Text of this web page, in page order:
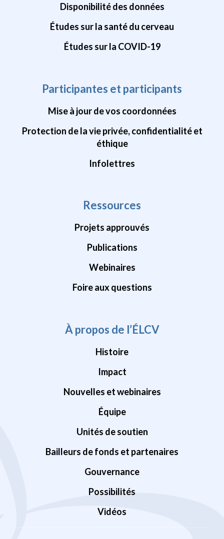
Disponibilité des données
Études sur la santé du cerveau
Études sur la COVID-19
Participantes et participants
Mise à jour de vos coordonnées
Protection de la vie privée, confidentialité et
éthique
Infolettres
Ressources
Projets approuvés
Publications
Webinaires
Foire aux questions
À propos de l’ÉLCV
Histoire
Impact
Nouvelles et webinaires
Équipe
Unités de soutien
Bailleurs de fonds et partenaires
Gouvernance
Possibilités
Vidéos